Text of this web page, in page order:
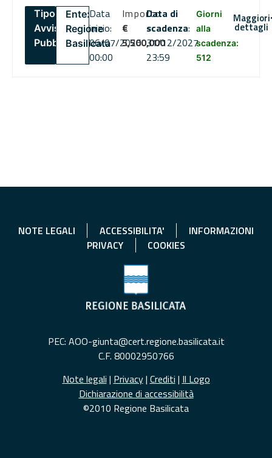
Tipo:
Avviso
Pubblico
Ente:
Regione
Basilicata
Data
inizio:
06/07/2026
00:00
Importo
€
5,500,000
Data di
scadenza:
31/12/2027
23:59
Giorni
alla
scadenza:
512
Maggiori
dettagli
NOTE LEGALI ACCESSIBILITA'
INFORMAZIONI
PRIVACY
COOKIES
PEC: AOO-giunta@cert.regione.basilicata.it
C.F. 80002950766
Note legali | Privacy| Crediti | Il Logo
Dichiarazione di accessibilità
©2010 Regione Basilicata